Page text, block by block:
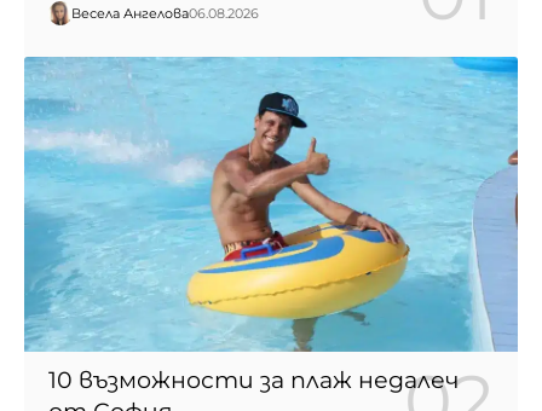
Весела Ангелова06.08.2026
10 възможности за плаж недалеч